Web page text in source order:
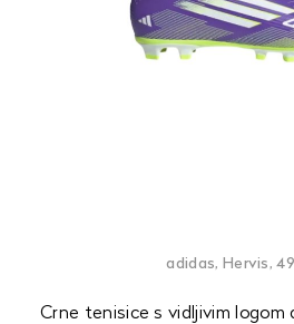
adidas, Hervis,
Crne tenisice s vidljivim logom